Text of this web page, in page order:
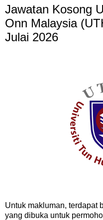
Jawatan Kosong
Onn Malaysia
Julai 2026
Untuk makluman, terdapat
yang dibuka untuk